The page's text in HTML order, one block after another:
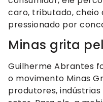
caro, tributado, cheio
pressionado por
Minas grita
Guilherme Abrantes
o movimento Minas
produtores,